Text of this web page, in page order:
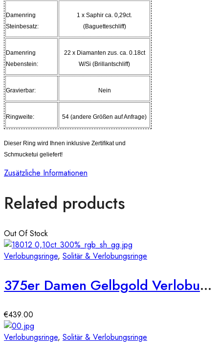
Damenring
Steinbesatz:
1 x Saphir ca. 0,29ct.
(Baguetteschliff)
Damenring
Nebenstein:
22 x Diamanten zus. ca. 0.18ct
W/Si (Brillantschliff)
Gravierbar: Nein
Ringweite: 54 (andere Größen auf Anfrage)
Dieser Ring wird Ihnen inklusive Zertifikat und
Schmucketui geliefert!
Zusätzliche Informationen
Related products
Out Of Stock
Verlobungsringe, Solitär & Verlobungsringe
375er Damen Gelbgold Verlobungsring mit Brillant 0,15ct.
€439.00
Verlobungsringe, Solitär & Verlobungsringe